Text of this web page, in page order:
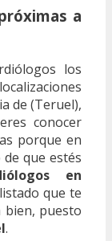
a
los
de (Teruel),
conocer
porque en
que estés
en
que te
bien, puesto
.